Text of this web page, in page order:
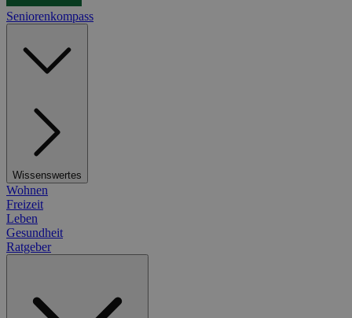
Seniorenkompass
Wissenswertes
Wohnen
Freizeit
Leben
Gesundheit
Ratgeber